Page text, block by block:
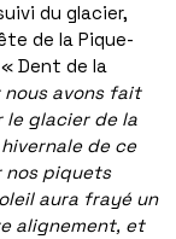
du glacier,
de la Pique-
Dent de la
avons fait
le glacier de la
de ce
nos piquets
aura frayé un
alignement, et